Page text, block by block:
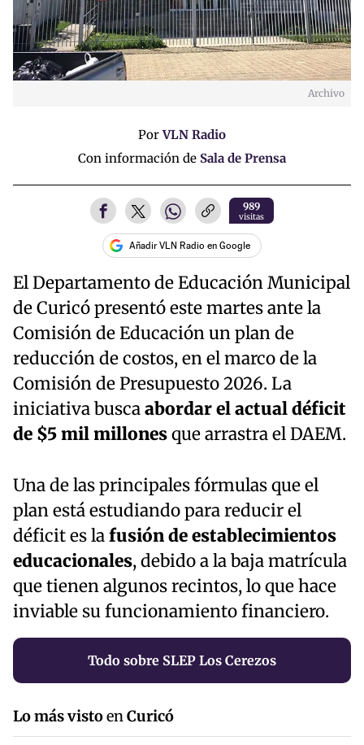
Archivo
PorVLN Radio
Con información de Sala de Prensa
989
visitas
Añadir VLN Radio en Google
El Departamento de Educación Municipal
de Curicó presentó este martes ante la
Comisión de Educación un plan de
reducción de costos, en el marco de la
Comisión de Presupuesto 2026. La
iniciativa buscaabordar el actual déficit
de $5 mil millonesque arrastra el DAEM.
Una de las principales fórmulas que el
plan está estudiando para reducir el
déficit es lafusión de establecimientos
educacionales, debido a la baja matrícula
que tienen algunos recintos, lo que hace
inviable su funcionamiento financiero.
Todo sobre SLEP Los Cerezos
Lo más vistoenCuricó